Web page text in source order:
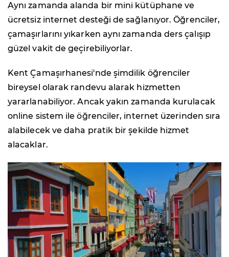
Aynı zamanda alanda bir mini kütüphane ve
ücretsiz internet desteği de sağlanıyor. Öğrenciler,
çamaşırlarını yıkarken aynı zamanda ders çalışıp
güzel vakit de geçirebiliyorlar.
Kent Çamaşırhanesi'nde şimdilik öğrenciler
bireysel olarak randevu alarak hizmetten
yararlanabiliyor. Ancak yakın zamanda kurulacak
online sistem ile öğrenciler, internet üzerinden sıra
alabilecek ve daha pratik bir şekilde hizmet
alacaklar.